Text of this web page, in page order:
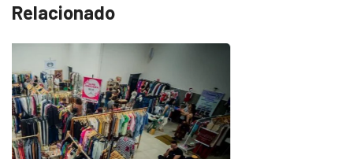
Relacionado